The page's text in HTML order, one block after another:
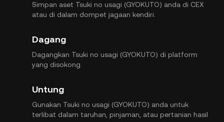
Simpan aset Tsuki no usagi (GYOKUTO) anda di CEX
atau di dalam dompet jagaan kendiri.
Dagang
Dagangkan Tsuki no usagi (GYOKUTO) di platform
yang disokong.
Untung
Gunakan Tsuki no usagi (GYOKUTO) anda untuk
terlibat dalam taruhan, pinjaman, atau pertanian hasil